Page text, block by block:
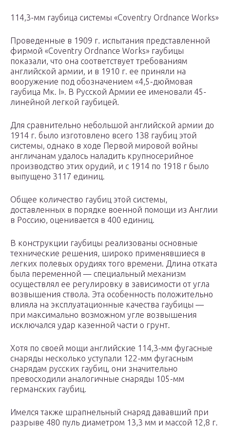
114,3-мм гаубица системы «Coventry Ordnance Works»
Проведенные в 1909 г. испытания представленной
фирмой «Coventry Ordnance Works» гаубицы
показали, что она соответствует требованиям
английской армии, и в 1910 г. ее приняли на
вооружение под обозначением «4,5-дюймовая
гаубица Мк. I». В Русской Армии ее именовали 45-
линейной легкой гаубицей.
Для сравнительно небольшой английской армии до
1914 г. было изготовлено всего 138 гаубиц этой
системы, однако в ходе Первой мировой войны
англичанам удалось наладить крупносерийное
производство этих орудий, и с 1914 по 1918 г было
выпущено 3117 единиц.
Общее количество гаубиц этой системы,
доставленных в порядке военной помощи из Англии
в Россию, оценивается в 400 единиц.
В конструкции гаубицы реализованы основные
технические решения, широко применявшиеся в
легких полевых орудиях того времени. Длина отката
была переменной — специальный механизм
осуществлял ее регулировку в зависимости от угла
возвышения ствола. Эта особенность положительно
влияла на эксплуатационные качества гаубицы —
при максимально возможном угле возвышения
исключался удар казенной части о грунт.
Хотя по своей мощи английские 114,3-мм фугасные
снаряды несколько уступали 122-мм фугасным
снарядам русских гаубиц, они значительно
превосходили аналогичные снаряды 105-мм
германских гаубиц.
Имелся также шрапнельный снаряд дававший при
разрыве 480 пуль диаметром 13,3 мм и массой 12,8 г.